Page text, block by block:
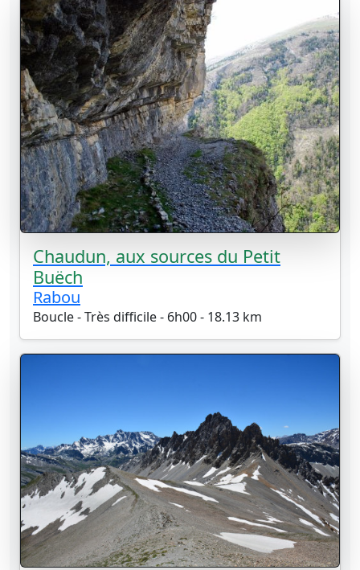
Chaudun, aux sources du Petit
Buëch
Rabou
Boucle - Très difficile - 6h00 - 18.13 km